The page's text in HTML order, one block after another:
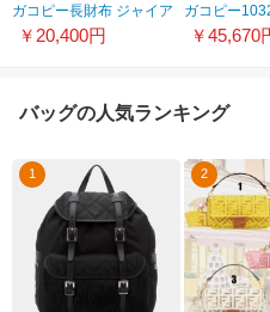
ガコピー長財布 ジャイア
ントコンチネンタル ヌア
￥20,400円
ガコピー
6265バッグ
￥45,670
バッグの人気ランキング
1 2